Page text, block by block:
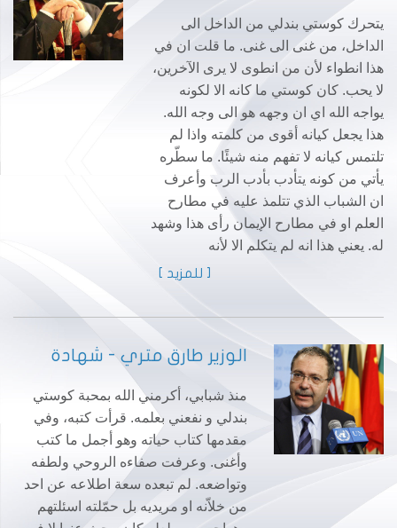
يتحرك كوستي بندلي من الداخل الى
الداخل، من غنى الى غنى. ما قلت ان في
هذا انطواء لأن من انطوى لا يرى الآخرين،
لا يحب. كان كوستي ما كانه الا لكونه
يواجه الله اي ان وجهه هو الى وجه الله.
هذا يجعل كيانه أقوى من كلمته واذا لم
تلتمس كيانه لا تفهم منه شيئًا. ما سطّره
يأتي من كونه يتأدب بأدب الرب وأعرف
ان الشباب الذي تتلمذ عليه في مطارح
العلم او في مطارح الإيمان رأى هذا وشهد
له. يعني هذا انه لم يتكلم الا لأنه
[ للمزيد ]
الوزير طارق متري - شهادة
منذ شبابي، أكرمني الله بمحبة كوستي
بندلي و نفعني بعلمه. قرأت كتبه، وفي
مقدمها كتاب حياته وهو أجمل ما كتب
وأغنى. وعرفت صفاءه الروحي ولطفه
وتواضعه. لم تبعده سعة اطلاعه عن احد
من خلاّنه او مريديه بل حمّلته اسئلتهم